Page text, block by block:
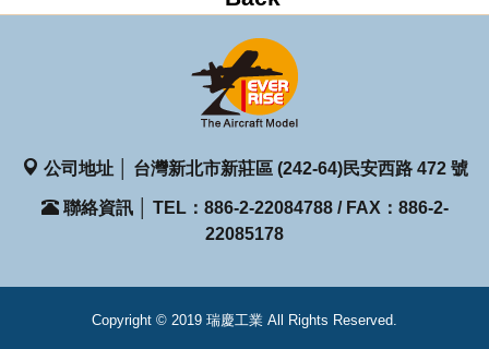
公司地址 │ 台灣新北市新莊區 (242-64)民安西路 472 號
聯絡資訊 │ TEL：886-2-22084788 / FAX：886-2-
22085178
Copyright © 2019 瑞慶工業 All Rights Reserved.